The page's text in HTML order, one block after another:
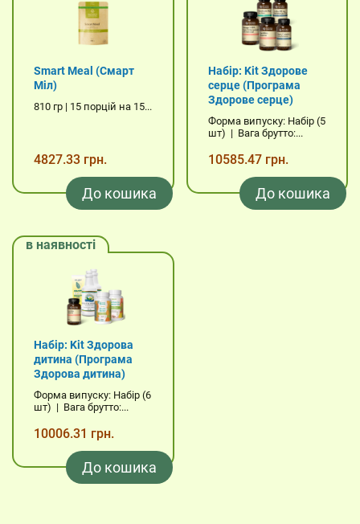
Smart Meal (Смарт
Міл)
810 гр | 15 порцій на 15...
4827.33 грн.
До кошика
Набір: Kit Здорове
серце (Програма
Здорове серце)
Форма випуску: Набір (5
шт) | Вага брутто:...
10585.47 грн.
До кошика
в наявності
Набір: Kit Здорова
дитина (Програма
Здорова дитина)
Форма випуску: Набір (6
шт) | Вага брутто:...
10006.31 грн.
До кошика